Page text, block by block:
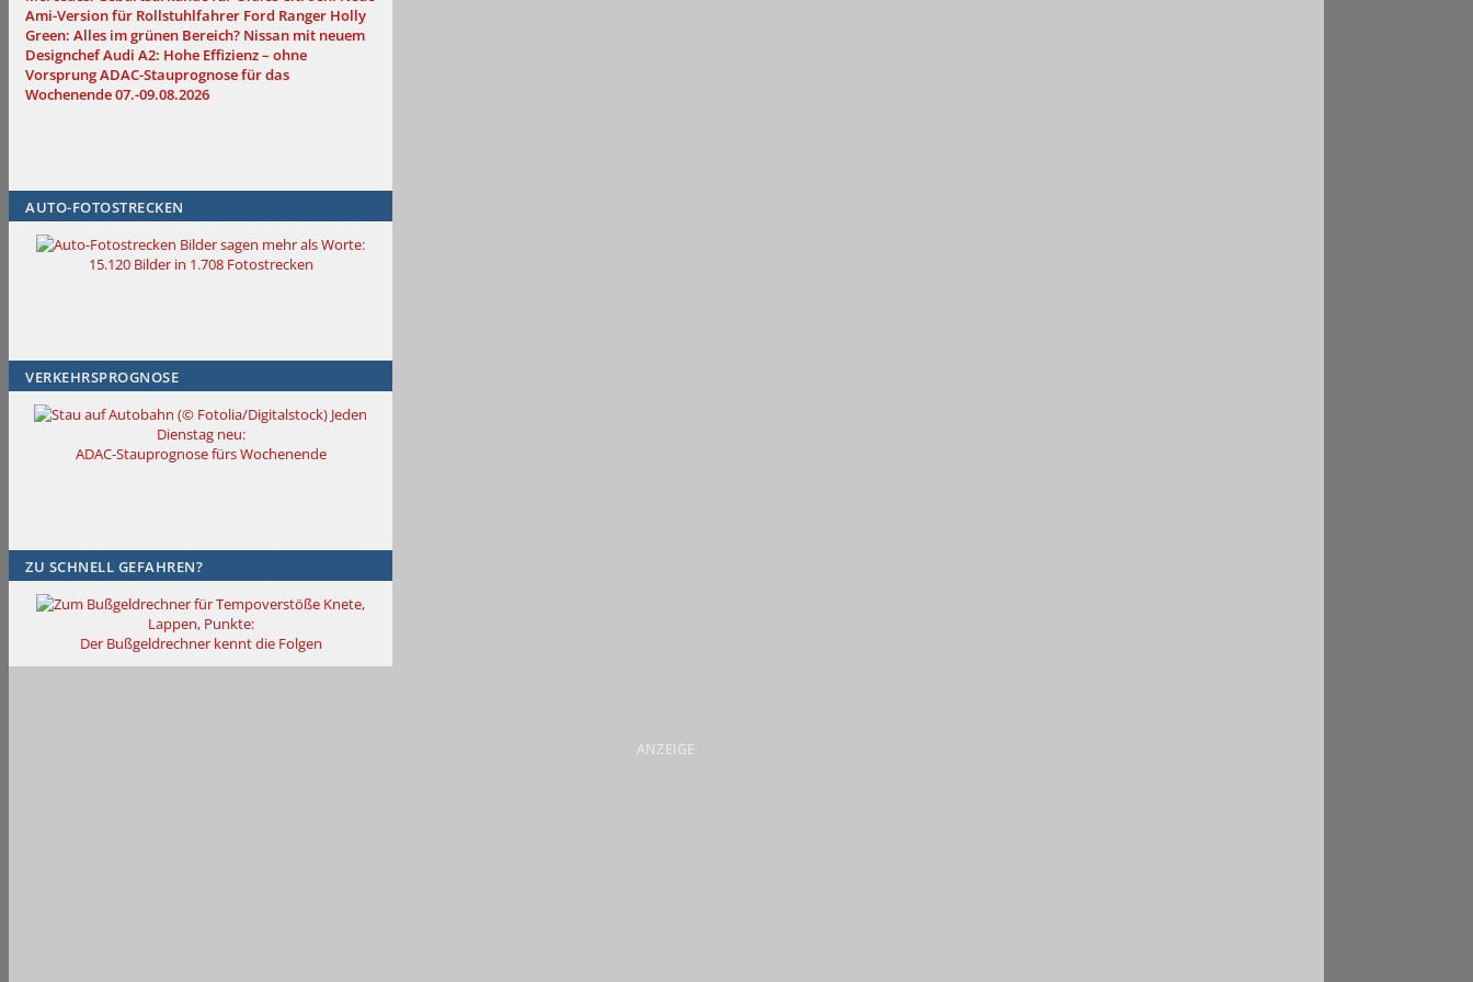
Ami-Version für Rollstuhlfahrer Ford Ranger Holly
Green: Alles im grünen Bereich? Nissan mit neuem
DesignchefAudi A2: Hohe Effizienz – ohne
VorsprungADAC-Stauprognose für das
Wochenende 07.-09.08.2026
AUTO-FOTOSTRECKEN
Bilder sagen mehr als Worte:
15.120 Bilder in 1.708 Fotostrecken
VERKEHRSPROGNOSE
Jeden
Dienstag neu:
ADAC-Stauprognose fürs Wochenende
ZU SCHNELL GEFAHREN?
Knete,
Lappen, Punkte:
Der Bußgeldrechner kennt die Folgen
ANZEIGE